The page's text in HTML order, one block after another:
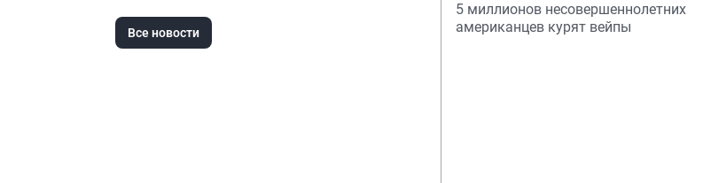
Все новости
5 миллионов несовершеннолетних
американцев курят вейпы